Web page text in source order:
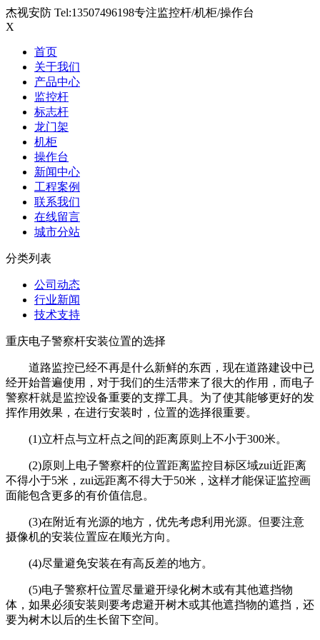
杰视安防 Tel:13507496198专注监控杆/机柜/操作台
X
首页
关于我们
产品中心
监控杆
标志杆
龙门架
机柜
操作台
新闻中心
工程案例
联系我们
在线留言
城市分站
分类列表
公司动态
行业新闻
技术支持
重庆电子警察杆安装位置的选择
道路监控已经不再是什么新鲜的东西，现在道路建设中已
经开始普遍使用，对于我们的生活带来了很大的作用，而电子
警察杆就是监控设备重要的支撑工具。为了使其能够更好的发
挥作用效果，在进行安装时，位置的选择很重要。
(1)立杆点与立杆点之间的距离原则上不小于300米。
(2)原则上电子警察杆的位置距离监控目标区域zui近距离
不得小于5米，zui远距离不得大于50米，这样才能保证监控画
面能包含更多的有价值信息。
(3)在附近有光源的地方，优先考虑利用光源。但要注意
摄像机的安装位置应在顺光方向。
(4)尽量避免安装在有高反差的地方。
(5)电子警察杆位置尽量避开绿化树木或有其他遮挡物
体，如果必须安装则要考虑避开树木或其他遮挡物的遮挡，还
要为树木以后的生长留下空间。